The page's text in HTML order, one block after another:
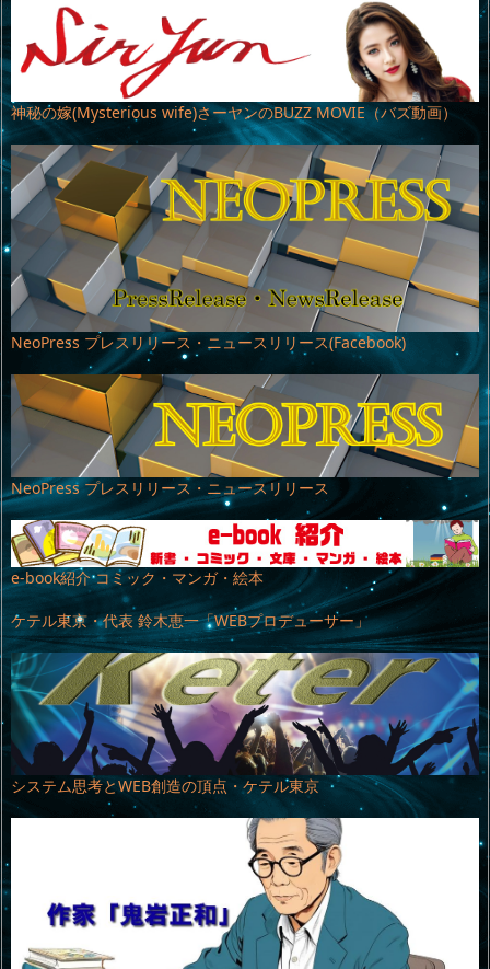
神秘の嫁(Mysterious wife)さーヤンのBUZZ MOVIE（バズ動画）
NeoPress プレスリリース・ニュースリリース(Facebook)
NeoPress プレスリリース・ニュースリリース
e-book紹介 コミック・マンガ・絵本
ケテル東京・代表 鈴木恵一「WEBプロデューサー」
システム思考とWEB創造の頂点・ケテル東京